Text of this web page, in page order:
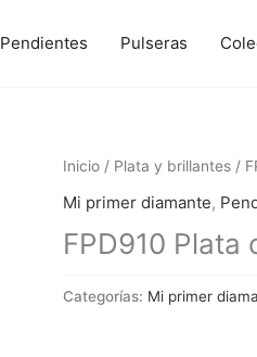
Pendientes Pulseras
Inicio / Plata y brillantes /
Mi primer diamante,
FPD910 Plata
Categorías: Mi primer